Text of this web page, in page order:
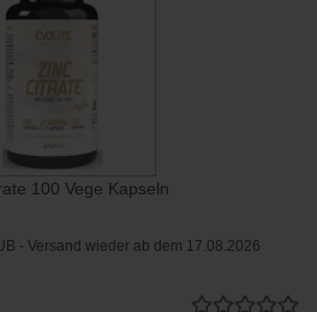
100 Vege Kapseln
- Versand wieder ab dem 17.08.2026